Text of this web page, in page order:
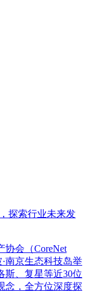
探索行业未来发
协会（CoreNet
南京生态科技岛举
斯、复星等近30位
念，全方位深度探